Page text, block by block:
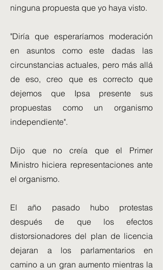
ninguna propuesta que yo haya visto.
"Diría que esperaríamos moderación
en asuntos como este dadas las
circunstancias actuales, pero más allá
de eso, creo que es correcto que
dejemos que Ipsa presente sus
propuestas como un organismo
independiente".
Dijo que no creía que el Primer
Ministro hiciera representaciones ante
el organismo.
El año pasado hubo protestas
después de que los efectos
distorsionadores del plan de licencia
dejaran a los parlamentarios en
camino a un gran aumento mientras la